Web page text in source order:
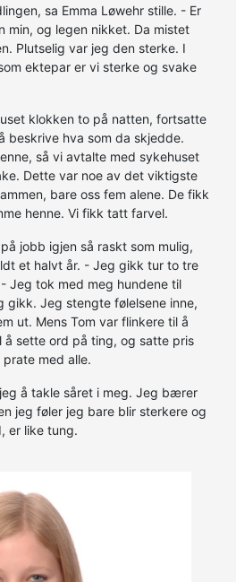
sa Emma Løwehr stille. - Er
min, og legen nikket. Da mistet
Plutselig var jeg den sterke. I
ektepar er vi sterke og svake
klokken to på natten, fortsatte
beskrive hva som da skjedde.
så vi avtalte med sykehuset
Dette var noe av det viktigste
bare oss fem alene. De fikk
henne. Vi fikk tatt farvel.
jobb igjen så raskt som mulig,
et halvt år. - Jeg gikk tur to tre
Jeg tok med meg hundene til
gikk. Jeg stengte følelsene inne,
ut. Mens Tom var flinkere til å
å sette ord på ting, og satte pris
med alle.
å takle såret i meg. Jeg bærer
jeg føler jeg bare blir sterkere og
er like tung.